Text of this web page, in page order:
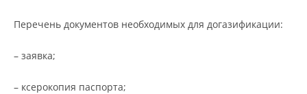
Перечень документов необходимых для догазификации:
– заявка;
– ксерокопия паспорта;